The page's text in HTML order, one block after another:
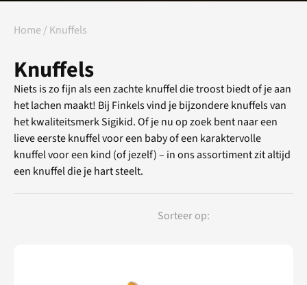
Home / Knuffels
Knuffels
Niets is zo fijn als een zachte knuffel die troost biedt of je aan
het lachen maakt! Bij Finkels vind je bijzondere knuffels van
het kwaliteitsmerk Sigikid. Of je nu op zoek bent naar een
lieve eerste knuffel voor een baby of een karaktervolle
knuffel voor een kind (of jezelf) – in ons assortiment zit altijd
een knuffel die je hart steelt.
Sorteer op: